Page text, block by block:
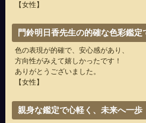
【女性】
門鈴明日香先生の的確な色彩鑑定
色の表現が的確で、安心感があり、
方向性がみえて嬉しかったです！
ありがとうございました。
【女性】
親身な鑑定で心軽く、未来へ一歩